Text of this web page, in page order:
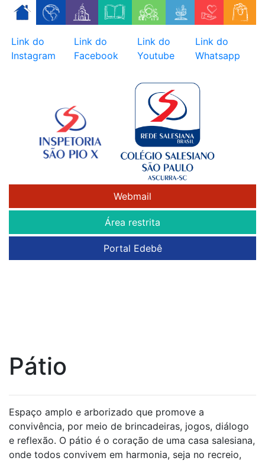
Skip
content
Link do
Instagram
Link do
Facebook
Link do
Youtube
Link do
Whatsapp
Webmail
Área restrita
Portal Edebê
Pátio
Espaço amplo e arborizado que promove a
convivência, por meio de brincadeiras, jogos, diálogo
e reflexão. O pátio é o coração de uma casa salesiana,
onde todos convivem em harmonia, seja no recreio,